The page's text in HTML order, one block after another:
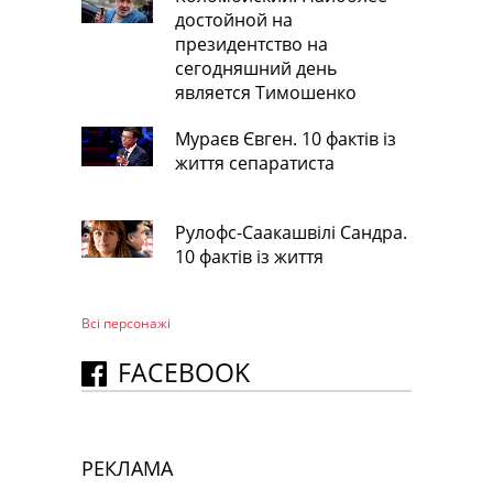
достойной на
президентство на
сегодняшний день
является Тимошенко
Мураєв Євген. 10 фактів із
життя сепаратиста
Рулофс-Саакашвілі Сандра.
10 фактів із життя
Всі персонажi
FACEBOOK
РЕКЛАМА